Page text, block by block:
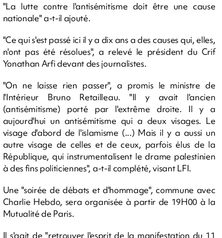
"La lutte contre l'antisémitisme doit être une cause
nationale" a-t-il ajouté.
"Ce qui s'est passé ici il y a dix ans a des causes qui, elles,
n'ont pas été résolues", a relevé le président du Crif
Yonathan Arfi devant des journalistes.
"On ne laisse rien passer", a promis le ministre de
l'Intérieur Bruno Retailleau. "Il y avait l'ancien
(antisémitisme) porté par l'extrême droite. Il y a
aujourd'hui un antisémitisme qui a deux visages. Le
visage d'abord de l'islamisme (...) Mais il y a aussi un
autre visage de celles et de ceux, parfois élus de la
République, qui instrumentalisent le drame palestinien
à des fins politiciennes", a-t-il complété, visant LFI.
Une "soirée de débats et d'hommage", commune avec
Charlie Hebdo, sera organisée à partir de 19H00 à la
Mutualité de Paris.
Il s'agit de "retrouver l'esprit de la manifestation du 11